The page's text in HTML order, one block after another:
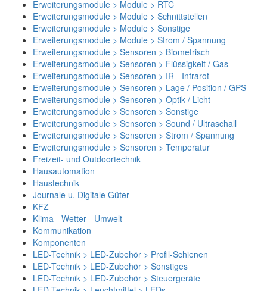
Erweiterungsmodule > Module > RTC
Erweiterungsmodule > Module > Schnittstellen
Erweiterungsmodule > Module > Sonstige
Erweiterungsmodule > Module > Strom / Spannung
Erweiterungsmodule > Sensoren > Biometrisch
Erweiterungsmodule > Sensoren > Flüssigkeit / Gas
Erweiterungsmodule > Sensoren > IR - Infrarot
Erweiterungsmodule > Sensoren > Lage / Position / GPS
Erweiterungsmodule > Sensoren > Optik / Licht
Erweiterungsmodule > Sensoren > Sonstige
Erweiterungsmodule > Sensoren > Sound / Ultraschall
Erweiterungsmodule > Sensoren > Strom / Spannung
Erweiterungsmodule > Sensoren > Temperatur
Freizeit- und Outdoortechnik
Hausautomation
Haustechnik
Journale u. Digitale Güter
KFZ
Klima - Wetter - Umwelt
Kommunikation
Komponenten
LED-Technik > LED-Zubehör > Profil-Schienen
LED-Technik > LED-Zubehör > Sonstiges
LED-Technik > LED-Zubehör > Steuergeräte